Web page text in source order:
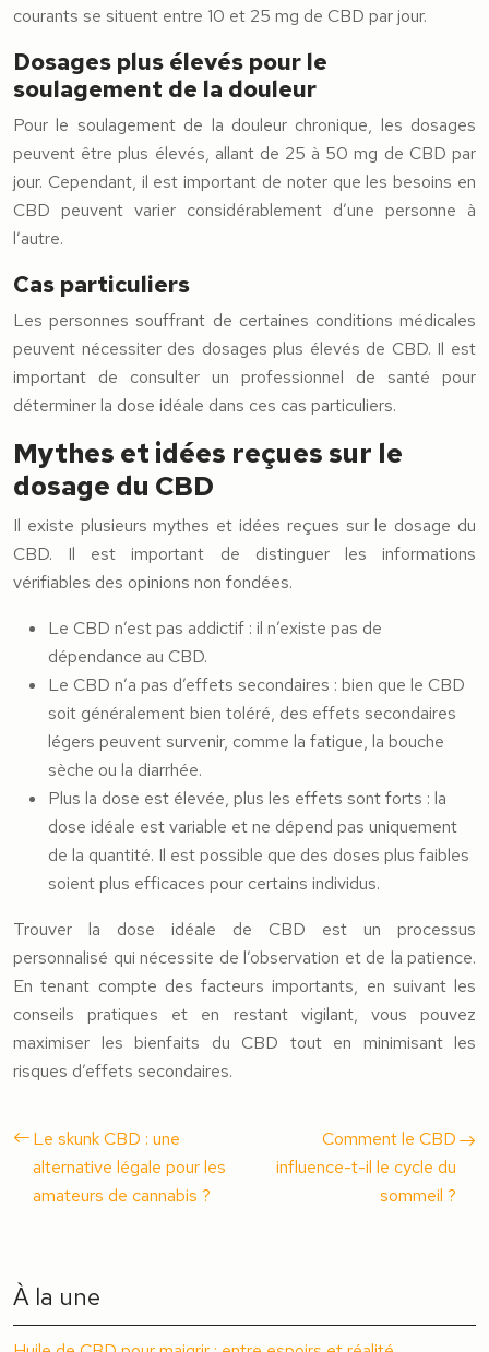
courants se situent entre 10 et 25 mg de CBD par jour.
Dosages plus élevés pour le
soulagement de la douleur
Pour le soulagement de la douleur chronique, les dosages
peuvent être plus élevés, allant de 25 à 50 mg de CBD par
jour. Cependant, il est important de noter que les besoins en
CBD peuvent varier considérablement d’une personne à
l’autre.
Cas particuliers
Les personnes souffrant de certaines conditions médicales
peuvent nécessiter des dosages plus élevés de CBD. Il est
important de consulter un professionnel de santé pour
déterminer la dose idéale dans ces cas particuliers.
Mythes et idées reçues sur le
dosage du CBD
Il existe plusieurs mythes et idées reçues sur le dosage du
CBD. Il est important de distinguer les informations
vérifiables des opinions non fondées.
Le CBD n’est pas addictif : il n’existe pas de
dépendance au CBD.
Le CBD n’a pas d’effets secondaires : bien que le CBD
soit généralement bien toléré, des effets secondaires
légers peuvent survenir, comme la fatigue, la bouche
sèche ou la diarrhée.
Plus la dose est élevée, plus les effets sont forts : la
dose idéale est variable et ne dépend pas uniquement
de la quantité. Il est possible que des doses plus faibles
soient plus efficaces pour certains individus.
Trouver la dose idéale de CBD est un processus
personnalisé qui nécessite de l’observation et de la patience.
En tenant compte des facteurs importants, en suivant les
conseils pratiques et en restant vigilant, vous pouvez
maximiser les bienfaits du CBD tout en minimisant les
risques d’effets secondaires.
Le skunk CBD : une
alternative légale pour les
amateurs de cannabis ?
Comment le CBD
influence-t-il le cycle du
sommeil ?
À la une